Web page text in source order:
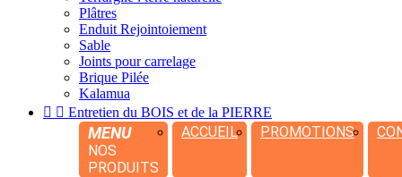
Plâtres
Enduit Rejointoiement
Sable
Joints pour carrelage
Brique Pilée
Kalamua
  Entretien du BOIS et de la PIERRE
MENU
NOS
PRODUITS
ACCUEIL PROMOTIONS